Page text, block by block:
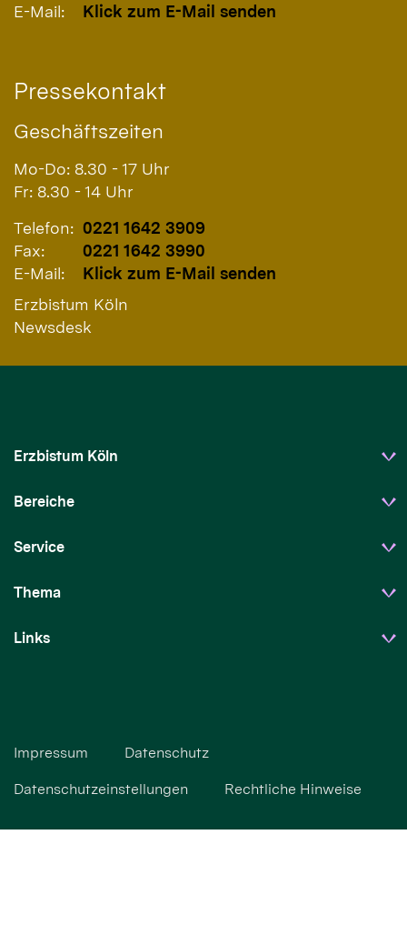
E-Mail:
Klick zum E-Mail senden
Pressekontakt
Geschäftszeiten
Mo-Do: 8.30 - 17 Uhr
Fr: 8.30 - 14 Uhr
Telefon: 0221 1642 3909
Fax:
0221 1642 3990
E-Mail:
Klick zum E-Mail senden
Erzbistum Köln
Newsdesk
Erzbistum Köln
Bereiche
Service
Thema
Links
Impressum Datenschutz
Datenschutzeinstellungen Rechtliche Hinweise